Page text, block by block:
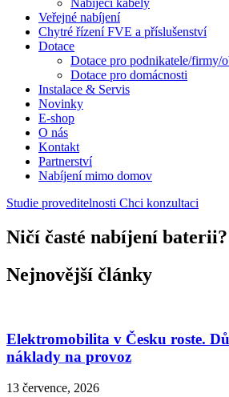
Nabíjecí kabely
Veřejné nabíjení
Chytré řízení FVE a příslušenství
Dotace
Dotace pro podnikatele/firmy/
Dotace pro domácnosti
Instalace & Servis
Novinky
E-shop
O nás
Kontakt
Partnerství
Nabíjení mimo domov
Studie proveditelnosti Chci konzultaci
Ničí časté nabíjení baterii?
Nejnovější články
Elektromobilita v Česku roste.
náklady na provoz
13 července, 2026